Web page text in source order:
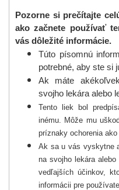
Pozorne si prečítajte
ako začnete používať
vás dôležité informácie.
Túto písomnú
potrebné, aby ste si
Ak máte
svojho lekára alebo
Tento liek bol
inému. Môže mu
príznaky ochorenia ako
Ak sa u vás vyskytne
na svojho lekára
vedľajších účinkov,
informácii pre